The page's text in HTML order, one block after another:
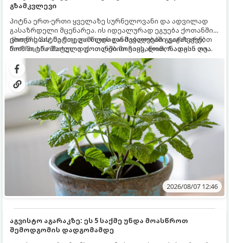
გზამკვლევი
პიტნა ერთ-ერთი ყველაზე სურნელოვანი და ადვილად
გასაზრდელი მცენარეა. ის იდეალურად ეგუება ქოთანში
ცხოვრებას, მეტიც, გამოცდილი მებაღეები გვირჩევენ,
რომ პიტნა მხოლოდ ქოთანში მოვიყვანოთ, რადგან ღია
გრუნტში (ბაღში) დარგვისას ის ფესვებით ძალიან
სწრაფად ვრცელდება და სხვა მცენარეებს ავიწროებს.
ქოთნის პიტნა მთელი წლის განმავლობაში გაგახარებთ
ნორჩი, არომატული ფოთლებით ჩაის, ლიმონათისა თუ
კერძებისთვის.
2026/08/07 12:46
აგვისტო აგარაკზე: ეს 5 საქმე უნდა მოასწროთ
შემოდგომის დადგომამდე